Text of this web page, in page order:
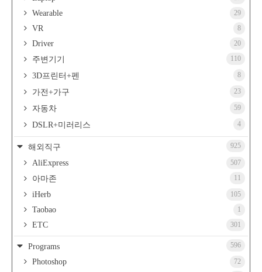
Wearable 29
VR 8
Driver 20
주변기기 110
3D프린터+펜 8
가전+가구 23
자동차 59
DSLR+미러리스 4
해외직구 925
AliExpress 507
아마존 11
iHerb 105
Taobao 1
ETC 301
Programs 596
Photoshop 72